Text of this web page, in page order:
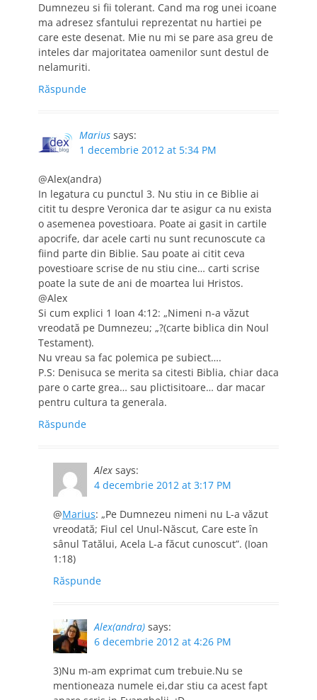
Dumnezeu si fii tolerant. Cand ma rog unei icoane
ma adresez sfantului reprezentat nu hartiei pe
care este desenat. Mie nu mi se pare asa greu de
inteles dar majoritatea oamenilor sunt destul de
nelamuriti.
Răspunde
Marius says:
1 decembrie 2012 at 5:34 PM
@Alex(andra)
In legatura cu punctul 3. Nu stiu in ce Biblie ai
citit tu despre Veronica dar te asigur ca nu exista
o asemenea povestioara. Poate ai gasit in cartile
apocrife, dar acele carti nu sunt recunoscute ca
fiind parte din Biblie. Sau poate ai citit ceva
povestioare scrise de nu stiu cine… carti scrise
poate la sute de ani de moartea lui Hristos.
@Alex
Si cum explici 1 Ioan 4:12: „Nimeni n-a văzut
vreodată pe Dumnezeu; „?(carte biblica din Noul
Testament).
Nu vreau sa fac polemica pe subiect….
P.S: Denisuca se merita sa citesti Biblia, chiar daca
pare o carte grea… sau plictisitoare… dar macar
pentru cultura ta generala.
Răspunde
Alex says:
4 decembrie 2012 at 3:17 PM
@Marius: „Pe Dumnezeu nimeni nu L-a văzut
vreodată; Fiul cel Unul-Născut, Care este în
sânul Tatălui, Acela L-a făcut cunoscut”. (Ioan
1:18)
Răspunde
Alex(andra) says:
6 decembrie 2012 at 4:26 PM
3)Nu m-am exprimat cum trebuie.Nu se
mentioneaza numele ei,dar stiu ca acest fapt